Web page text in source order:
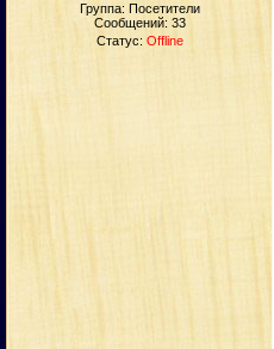
Группа: Посетители
Сообщений: 33
Статус: Offline